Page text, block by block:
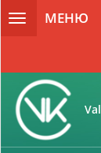
ToggleМЕНЮ